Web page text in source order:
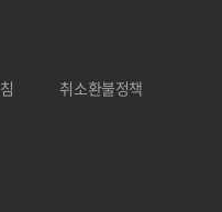
취소환불정책